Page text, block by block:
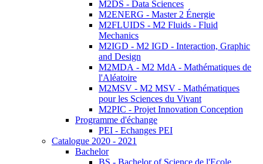
M2DS - Data Sciences
M2ENERG - Master 2 Énergie
M2FLUIDS - M2 Fluids - Fluid
Mechanics
M2IGD - M2 IGD - Interaction, Graphic
and Design
M2MDA - M2 MdA - Mathématiques de
l'Aléatoire
M2MSV - M2 MSV - Mathématiques
pour les Sciences du Vivant
M2PIC - Projet Innovation Conception
Programme d'échange
PEI - Echanges PEI
Catalogue 2020 - 2021
Bachelor
BS - Bachelor of Science de l'Ecole